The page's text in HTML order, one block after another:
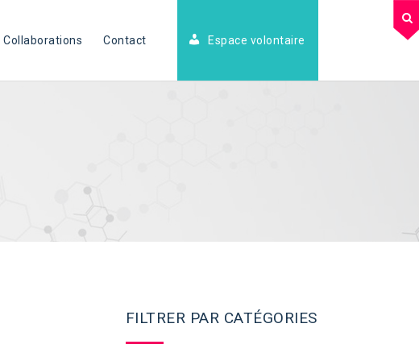
Collaborations Contact Espace volontaire
FILTRER PAR CATÉGORIES